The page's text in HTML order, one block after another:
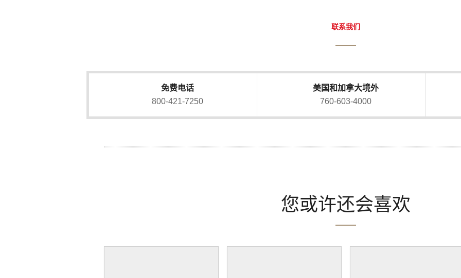
联系我们
免费电话
800-421-7250
美国和加拿大境外
760-603-4000
您或许还会喜欢